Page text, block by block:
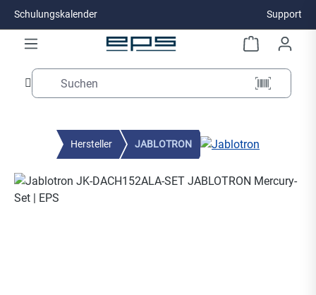
Zum Hauptinhalt springen
Schulungskalender Support
Hersteller JABLOTRON
Bildergalerie überspringen